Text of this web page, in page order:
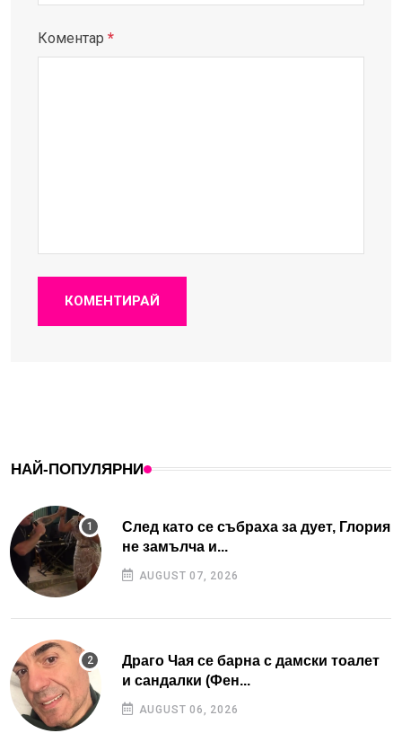
Коментар *
КОМЕНТИРАЙ
НАЙ-ПОПУЛЯРНИ
След като се събраха за дует, Глория
не замълча и...
AUGUST 07, 2026
Драго Чая се барна с дамски тоалет
и сандалки (Фен...
AUGUST 06, 2026